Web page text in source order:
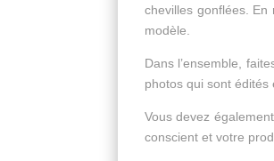
chevilles gonflées. En
modèle.
Dans l’ensemble,
photos qui sont
Vous devez
conscient et votre